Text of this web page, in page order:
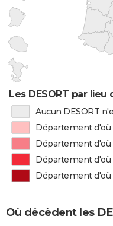
Les DESORT par lieu
Aucun DESORT
Département d'où
Département d'où
Département d'où
Département d'où
Où décèdent les